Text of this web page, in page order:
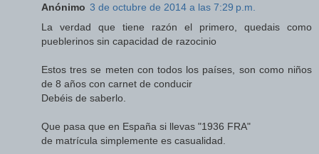
Anónimo 3 de octubre de 2014 a las 7:29 p.m.
La verdad que tiene razón el primero, quedais como
pueblerinos sin capacidad de razocinio
Estos tres se meten con todos los países, son como niños
de 8 años con carnet de conducir
Debéis de saberlo.
Que pasa que en España si llevas "1936 FRA"
de matrícula simplemente es casualidad.